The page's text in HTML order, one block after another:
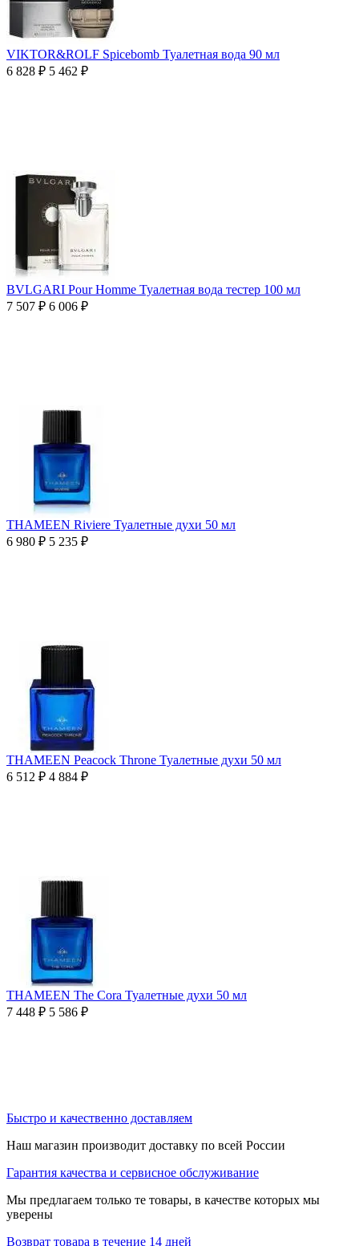
VIKTOR&ROLF Spicebomb Туалетная вода 90 мл
6 828 ₽ 5 462 ₽
BVLGARI Pour Homme Туалетная вода тестер 100 мл
7 507 ₽ 6 006 ₽
THAMEEN Riviere Туалетные духи 50 мл
6 980 ₽ 5 235 ₽
THAMEEN Peacock Throne Туалетные духи 50 мл
6 512 ₽ 4 884 ₽
THAMEEN The Cora Туалетные духи 50 мл
7 448 ₽ 5 586 ₽
Быстро и качественно доставляем
Наш магазин производит доставку по всей России
Гарантия качества и сервисное обслуживание
Мы предлагаем только те товары, в качестве которых мы
уверены
Возврат товара в течение 14 дней